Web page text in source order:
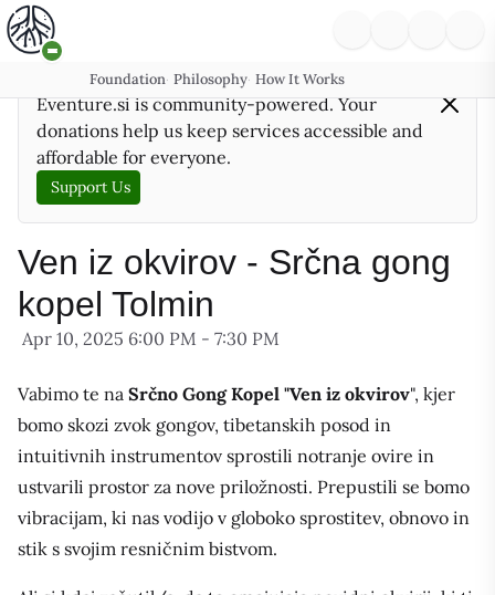
Foundation· Philosophy· How It Works
Eventure.si is community-powered. Your
donations help us keep services accessible and
affordable for everyone.
Support Us
Ven iz okvirov - Srčna gong
kopel Tolmin
Apr 10, 2025 6:00 PM - 7:30 PM
Vabimo te na Srčno Gong Kopel "Ven iz okvirov", kjer
bomo skozi zvok gongov, tibetanskih posod in
intuitivnih instrumentov sprostili notranje ovire in
ustvarili prostor za nove priložnosti. Prepustili se bomo
vibracijam, ki nas vodijo v globoko sprostitev, obnovo in
stik s svojim resničnim bistvom.